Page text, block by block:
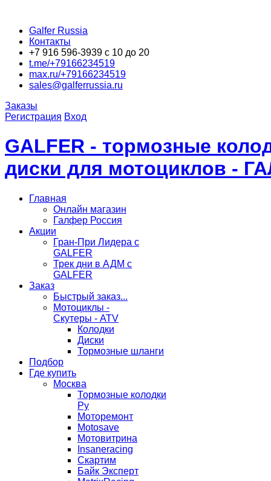
Galfer Russia
Контакты
+7 916 596-3939 с 10 до 20
t.me/+79166234519
max.ru/+79166234519
sales@galferrussia.ru
Заказы
Регистрация Вход
GALFER - тормозные
диски для мотоциклов -
Главная
Онлайн магазин
Галфер Россия
Акции
Гран-При Лидера c
GALFER
Трек дни в АДМ с
GALFER
Заказ
Быстрый заказ...
Мотоциклы -
Скутеры - ATV
Колодки
Диски
Тормозные шланги
Подбор
Где купить
Москва
Тормозные колодки
Ру
Моторемонт
Motosave
Мотовитрина
Insaneracing
Скартим
Байк Эксперт